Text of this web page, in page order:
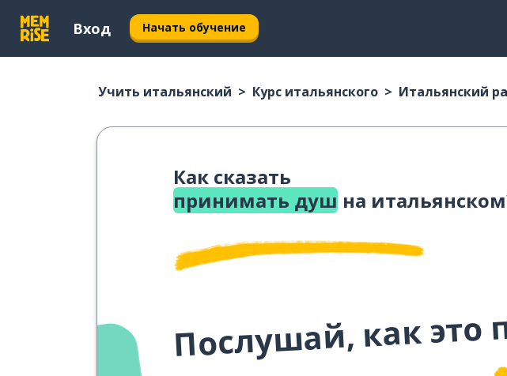
Вход Начать обучение
Учить итальянский Курс итальянского Итальянский
Как сказать
принимать душ на
Послушай, как это